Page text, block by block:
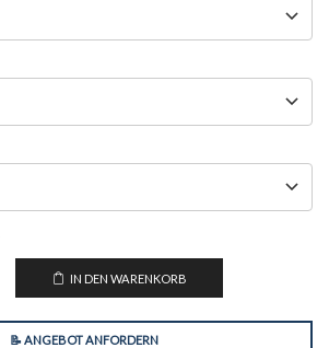
IN DEN WARENKORB
📝 ANGEBOT ANFORDERN